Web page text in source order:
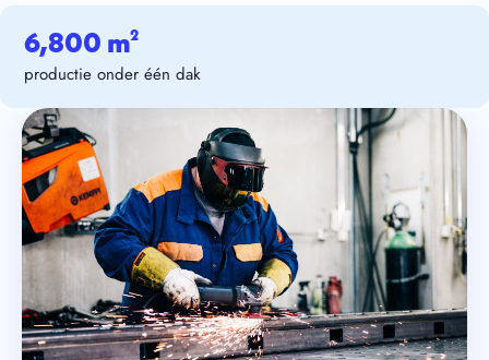
6,800 m²
productie onder één dak